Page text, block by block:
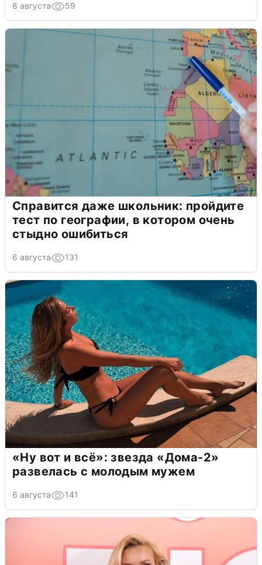
8 августа 59
Справится даже школьник: пройдите
тест по географии, в котором очень
стыдно ошибиться
6 августа 131
«Ну вот и всё»: звезда «Дома-2»
развелась с молодым мужем
6 августа 141